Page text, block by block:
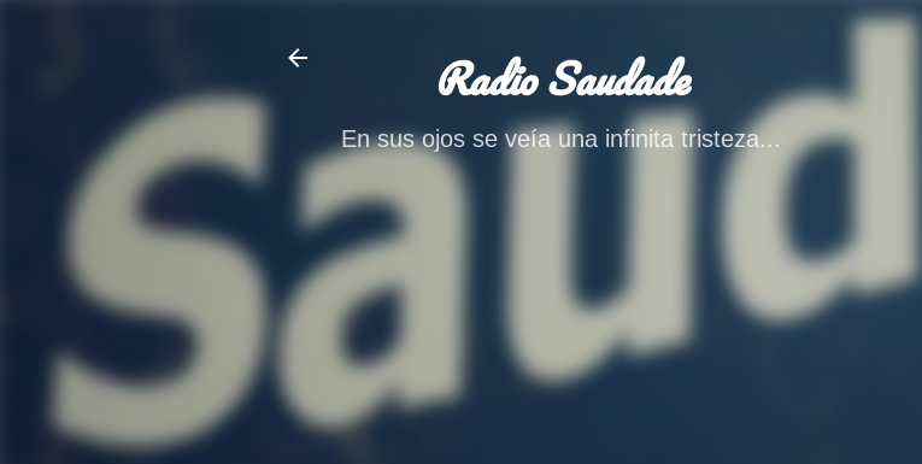
Ir al contenido principal
Radio Saudade
En sus ojos se veía una infinita tristeza...